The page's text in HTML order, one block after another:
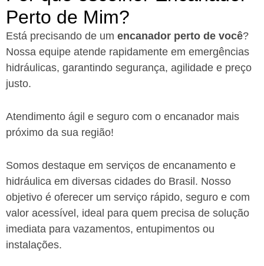
Perto de Mim?​
Está precisando de um encanador perto de você?
Nossa equipe atende rapidamente em emergências
hidráulicas, garantindo segurança, agilidade e preço
justo.
Atendimento ágil e seguro com o encanador mais
próximo da sua região!
Somos destaque em serviços de encanamento e
hidráulica em diversas cidades do Brasil. Nosso
objetivo é oferecer um serviço rápido, seguro e com
valor acessível, ideal para quem precisa de solução
imediata para vazamentos, entupimentos ou
instalações.